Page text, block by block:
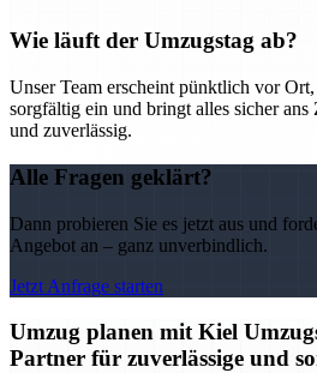
Wie läuft der Umzugstag ab?
Unser Team erscheint pünktlich vor
sorgfältig ein und bringt alles sicher
und zuverlässig.
Alle Fragen geklärt?
Dann probieren Sie es jetzt aus und
Angebot an – ganz unverbindlich.
Jetzt Anfrage starten
Umzug planen mit Kiel
Partner für zuverlässige und